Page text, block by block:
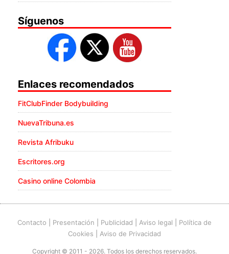
Síguenos
Enlaces recomendados
FitClubFinder Bodybuilding
NuevaTribuna.es
Revista Afribuku
Escritores.org
Casino online Colombia
Contacto Presentación Publicidad Aviso legal
Política de
Cookies
Aviso de Privacidad
Copyright © 2011 - 2026. Todos los derechos reservados.